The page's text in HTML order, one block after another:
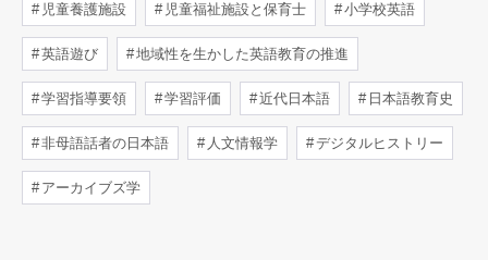
児童養護施設 児童福祉施設と保育士 小学校英語
英語遊び 地域性を生かした英語教育の推進
学習指導要領 学習評価 近代日本語 日本語教育史
非母語話者の日本語 人文情報学 デジタルヒストリー
アーカイブズ学